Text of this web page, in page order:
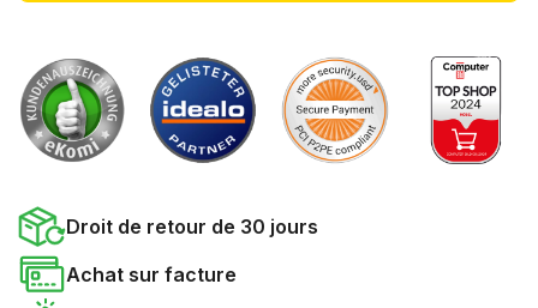
Droit de retour de 30 jours
Achat sur facture